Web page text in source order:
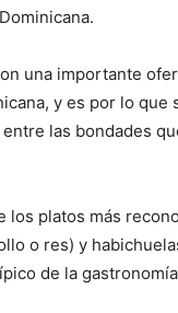
una importante
y es por lo
las bondades
los platos más
o res) y
de la